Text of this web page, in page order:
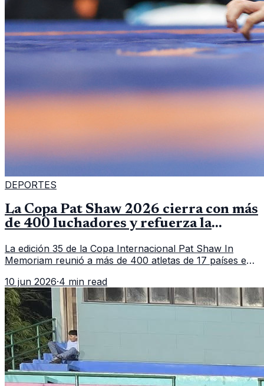
DEPORTES
La Copa Pat Shaw 2026 cierra con más
de 400 luchadores y refuerza la
La edición 35 de la Copa Internacional Pat Shaw In
Memoriam reunió a más de 400 atletas de 17 países en
delegación nacional, según el balance oficial de CDAG.
10 jun 2026·4 min read